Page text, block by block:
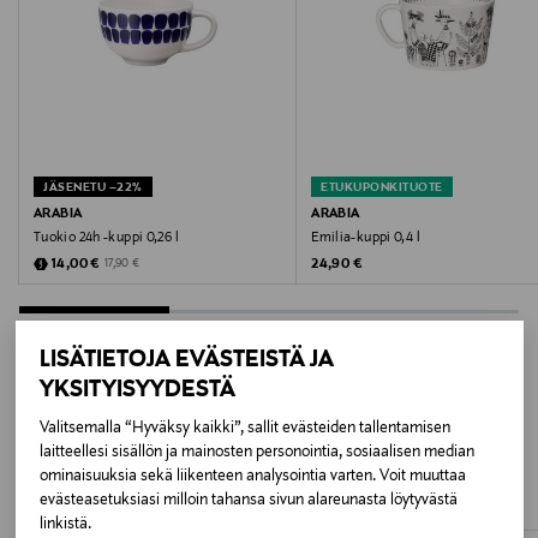
LISÄTIETOJA EVÄSTEISTÄ JA
YKSITYISYYDESTÄ
Valitsemalla “Hyväksy kaikki”, sallit evästeiden tallentamisen
laitteellesi sisällön ja mainosten personointia, sosiaalisen median
ominaisuuksia sekä liikenteen analysointia varten. Voit muuttaa
evästeasetuksiasi milloin tahansa sivun alareunasta löytyvästä
linkistä.
Thaimaa
Valmistaja
Fiskars Oyj
Keilaniementie 10, 02150 Espoo, Finland
Digitaalinen osoite
consumercare.finland@fiskars.com
JÄSENETU –22%
ARABIA
Tuokio 24h -kuppi 0,26 l
Discounted Price
14,00 € Original Price
17,90 €
ETUKUPONKITUOTE
ARABIA
Emilia-kuppi 0,4 l
Original Price
24,90 €
LISÄÄ KIINNOSTAVIA
TUOTTEITA